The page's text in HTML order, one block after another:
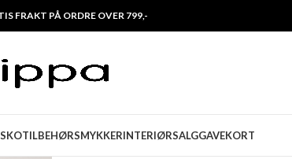
FRAKT PÅ ORDRE OVER 799,-
SKOTILBEHØRSMYKKERINTERIØRSALGGAVEKORT